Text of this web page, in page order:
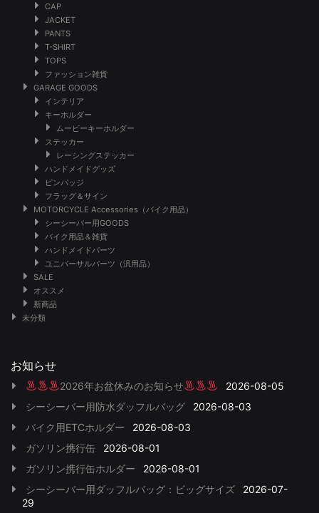
CAP
JACKET
PANTS
T-SHIRT
TOPS
ファッション雑貨
GARAGE GOODS
インテリア
キーホルダー
ムービーキーホルダー
ステッカー
レーシングステッカー
ハンドメイドグッズ
ピンバッジ
フラッグ＆サイン
MOTORCYCLE Accessories（バイク用品）
シーシーバー用GOODS
バイク用品＆雑貨
ハンドメイドパーツ
ユニバーサルパーツ（汎用品）
SALE
オススメ
新商品
未分類
お知らせ
2026年お盆休みのお知らせ
2026-08-05
シーシーバー用防水ダッフルバッグ
2026-08-03
バイク用ETCホルダー
2026-08-03
ガソリン携行缶
2026-08-01
ガソリン携行缶ホルダー
2026-08-01
シーシーバー用ダッフルバッグ：ビッグサイズ
2026-07-
29